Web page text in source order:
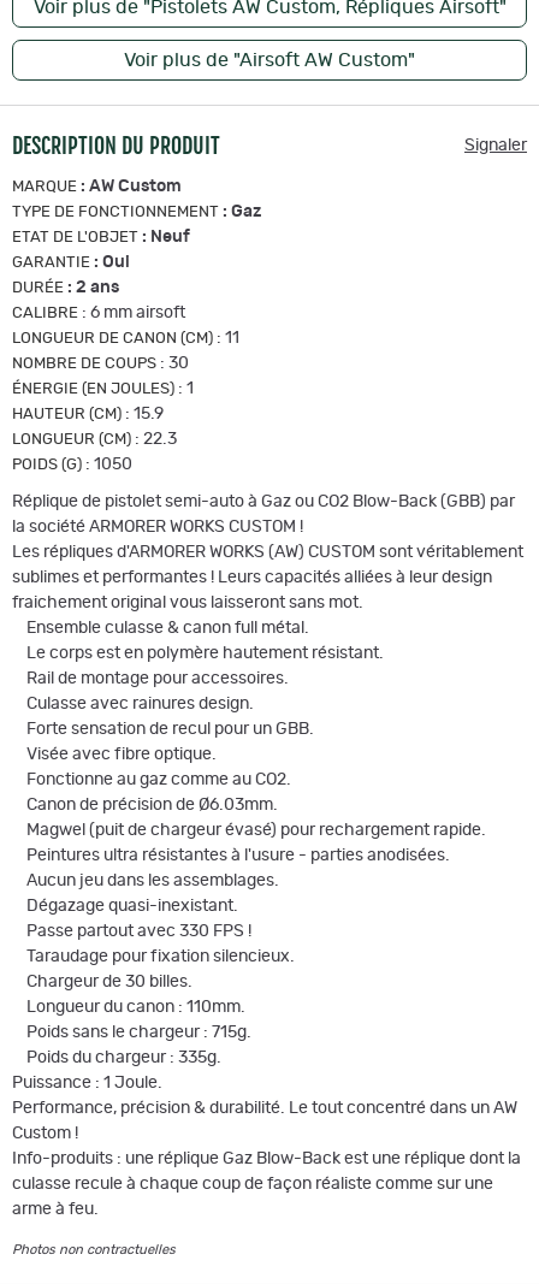
Voir plus de "Pistolets AW Custom, Répliques Airsoft"
Voir plus de "Airsoft AW Custom"
DESCRIPTION DU PRODUIT Signaler
MARQUE : AW Custom
TYPE DE FONCTIONNEMENT : Gaz
ETAT DE L'OBJET : Neuf
GARANTIE : Oui
DURÉE : 2 ans
CALIBRE : 6 mm airsoft
LONGUEUR DE CANON (CM) : 11
NOMBRE DE COUPS : 30
ÉNERGIE (EN JOULES) : 1
HAUTEUR (CM) : 15.9
LONGUEUR (CM) : 22.3
POIDS (G) : 1050
Réplique de pistolet semi-auto à Gaz ou CO2 Blow-Back (GBB) par
la société ARMORER WORKS CUSTOM !
Les répliques d'ARMORER WORKS (AW) CUSTOM sont véritablement
sublimes et performantes ! Leurs capacités alliées à leur design
fraichement original vous laisseront sans mot.
Ensemble culasse & canon full métal.
Le corps est en polymère hautement résistant.
Rail de montage pour accessoires.
Culasse avec rainures design.
Forte sensation de recul pour un GBB.
Visée avec fibre optique.
Fonctionne au gaz comme au CO2.
Canon de précision de Ø6.03mm.
Magwel (puit de chargeur évasé) pour rechargement rapide.
Peintures ultra résistantes à l'usure - parties anodisées.
Aucun jeu dans les assemblages.
Dégazage quasi-inexistant.
Passe partout avec 330 FPS !
Taraudage pour fixation silencieux.
Chargeur de 30 billes.
Longueur du canon : 110mm.
Poids sans le chargeur : 715g.
Poids du chargeur : 335g.
Puissance : 1 Joule.
Performance, précision & durabilité. Le tout concentré dans un AW
Custom !
Info-produits : une réplique Gaz Blow-Back est une réplique dont la
culasse recule à chaque coup de façon réaliste comme sur une
arme à feu.
Photos non contractuelles